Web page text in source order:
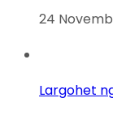
24
Largohet